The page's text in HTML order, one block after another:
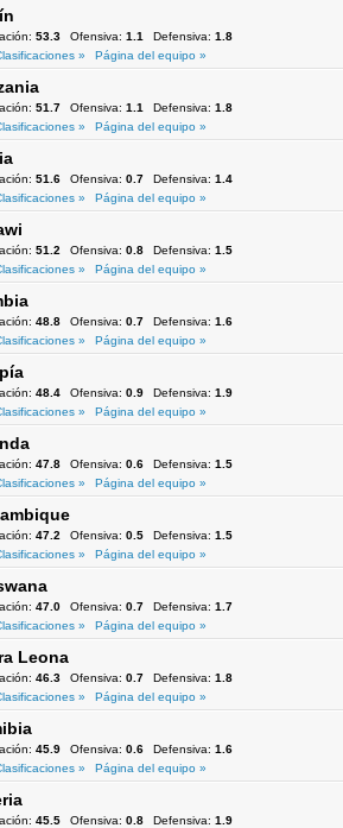
53.3 Ofensiva: 1.1 Defensiva: 1.8
»
Página del equipo »
51.7 Ofensiva: 1.1 Defensiva: 1.8
»
Página del equipo »
51.6 Ofensiva: 0.7 Defensiva: 1.4
»
Página del equipo »
51.2 Ofensiva: 0.8 Defensiva: 1.5
»
Página del equipo »
48.8 Ofensiva: 0.7 Defensiva: 1.6
»
Página del equipo »
48.4 Ofensiva: 0.9 Defensiva: 1.9
»
Página del equipo »
47.8 Ofensiva: 0.6 Defensiva: 1.5
»
Página del equipo »
47.2 Ofensiva: 0.5 Defensiva: 1.5
»
Página del equipo »
47.0 Ofensiva: 0.7 Defensiva: 1.7
»
Página del equipo »
Leona
46.3 Ofensiva: 0.7 Defensiva: 1.8
»
Página del equipo »
45.9 Ofensiva: 0.6 Defensiva: 1.6
»
Página del equipo »
45.5 Ofensiva: 0.8 Defensiva: 1.9